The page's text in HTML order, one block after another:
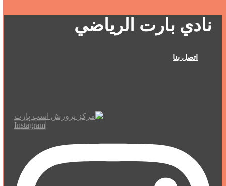
نادي بارت الرياضي
اتصل بنا
Instagram